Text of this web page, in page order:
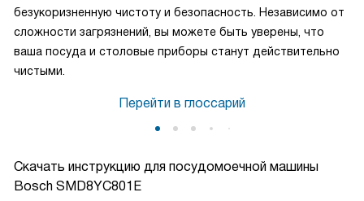
Скачать инструкцию для посудомоечной машины
Bosch SMD8YC801E
безукоризненную чистоту и безопасность. Независимо от
сложности загрязнений, вы можете быть уверены, что
ваша посуда и столовые приборы станут действительно
чистыми.
Перейти в глоссарий